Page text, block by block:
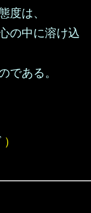
度は、
の中に溶け込
である。
）